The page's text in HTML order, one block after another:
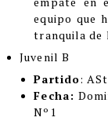
equipo que
tranquila de
Juvenil B
Partido:
Fecha:
Nº1